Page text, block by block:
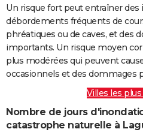
Un risque fort peut entraîner des
débordements fréquents de
phréatiques ou de caves, et des
importants. Un risque moyen
plus modérées qui peuvent
occasionnels et des dommages
Villes les
Nombre de jours
catastrophe naturelle à